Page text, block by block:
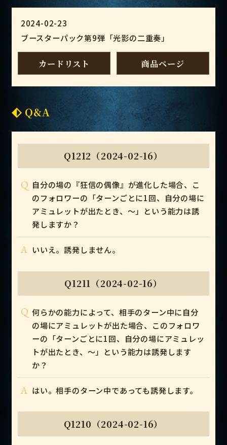
2024-02-23
ブースターパック第9弾「光影の二重奏」
カードリスト 商品ページ
Q&A
Q1212（2024-02-16）
Q 自分の場の『狂信の偶像』が進化した場合、こ
のフォロワーの「ターンごとに1回、自分の場に
アミュレットが出たとき、～」という能力は誘
発しますか？
A いいえ。誘発しません。
Q1211（2024-02-16）
Q 何らかの能力によって、相手のターン中に自分
の場にアミュレットが出た場合、このフォロワ
ーの「ターンごとに1回、自分の場にアミュレッ
トが出たとき、～」という能力は誘発します
か？
A はい。相手のターン中であっても誘発します。
Q1210（2024-02-16）